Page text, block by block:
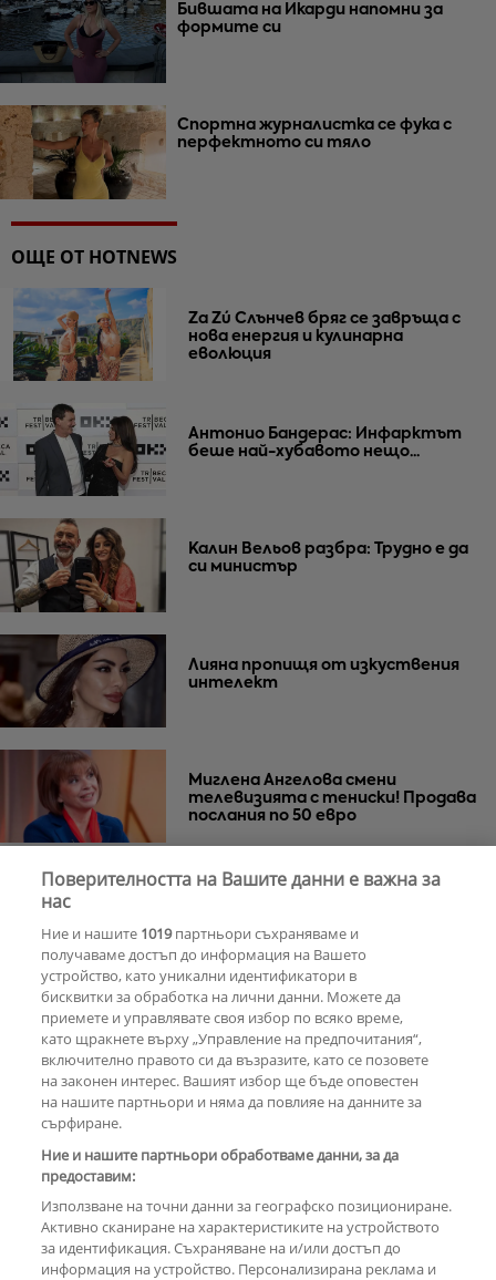
Бившата на Икарди напомни за
формите си
Спортна журналистка се фука с
перфектното си тяло
ОЩЕ ОТ HOTNEWS
Za Zú Слънчев бряг се завръща с
нова енергия и кулинарна
еволюция
Антонио Бандерас: Инфарктът
беше най-хубавото нещо...
Калин Вельов разбра: Трудно е да
си министър
Лияна пропищя от изкуствения
интелект
Миглена Ангелова смени
телевизията с тениски! Продава
послания по 50 евро
РЕКЛАМА
КОМЕНТАРИ
Поверителността на Вашите данни е важна за
нас
Ние и нашите 1019партньори съхраняваме и
получаваме достъп до информация на Вашето
устройство, като уникални идентификатори в
бисквитки за обработка на лични данни. Можете да
приемете и управлявате своя избор по всяко време,
като щракнете върху „Управление на предпочитания“,
включително правото си да възразите, като се позовете
на законен интерес. Вашият избор ще бъде оповестен
на нашите партньори и няма да повлияе на данните за
сърфиране.
Ние и нашите партньори обработваме данни, за да
предоставим:
Използване на точни данни за географско позициониране.
Активно сканиране на характеристиките на устройството
за идентификация. Съхраняване на и/или достъп до
информация на устройство. Персонализирана реклама и